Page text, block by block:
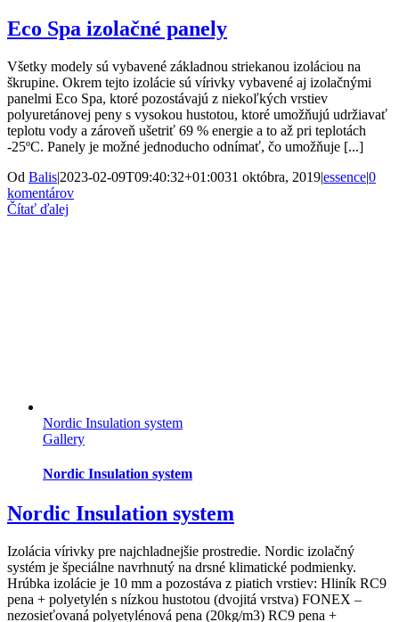
Eco Spa izolačné panely
Všetky modely sú vybavené základnou striekanou izoláciou na
škrupine. Okrem tejto izolácie sú vírivky vybavené aj izolačnými
panelmi Eco Spa, ktoré pozostávajú z niekoľkých vrstiev
polyuretánovej peny s vysokou hustotou, ktoré umožňujú udržiavať
teplotu vody a zároveň ušetriť 69 % energie a to až pri teplotách
-25ºC. Panely je možné jednoducho odnímať, čo umožňuje [...]
Od Balis|2023-02-09T09:40:32+01:0031 októbra, 2019|essence|0
komentárov
Čítať ďalej
Nordic Insulation system
Gallery
Nordic Insulation system
Nordic Insulation system
Izolácia vírivky pre najchladnejšie prostredie. Nordic izolačný
systém je špeciálne navrhnutý na drsné klimatické podmienky.
Hrúbka izolácie je 10 mm a pozostáva z piatich vrstiev: Hliník RC9
pena + polyetylén s nízkou hustotou (dvojitá vrstva) FONEX –
nezosieťovaná polyetylénová pena (20kg/m3) RC9 pena +